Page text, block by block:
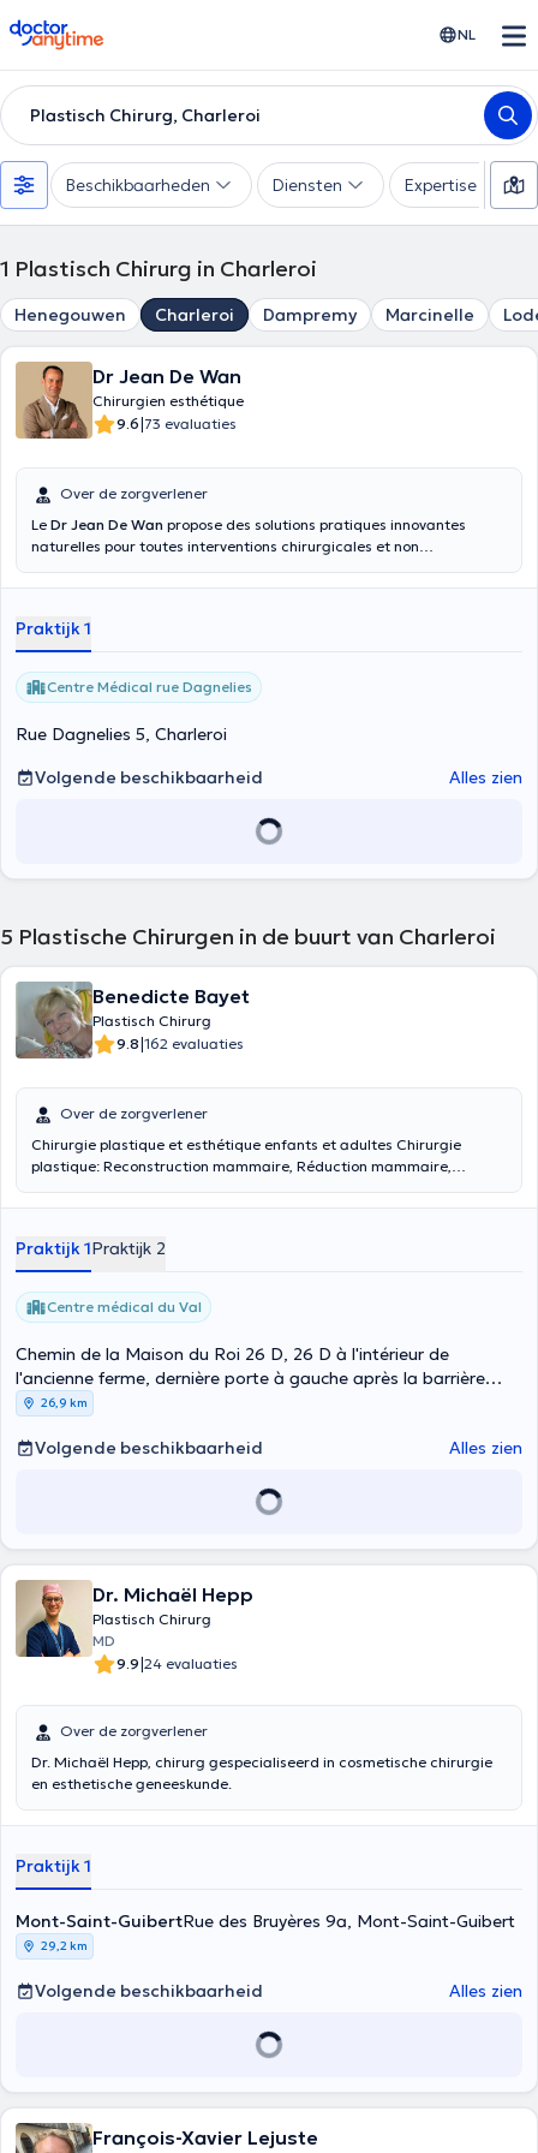
doctoranytime NL
Plastisch Chirurg, Charleroi
Beschikbaarheden Diensten Expertise
1 Plastisch Chirurg in Charleroi
Henegouwen Charleroi Dampremy Marcinelle
Dr Jean De Wan
Chirurgien esthétique
9.6|73 evaluaties
Over de zorgverlener
Le Dr Jean De Wan propose des solutions pratiques innovantes
naturelles pour toutes interventions chirurgicales et non
années d’expérience et de nouvelles technologies.
Praktijk 1
Centre Médical rue Dagnelies
Rue Dagnelies 5, Charleroi
Volgende beschikbaarheid
Alles zien
5 Plastische Chirurgen in de buurt van Charleroi
Benedicte Bayet
Plastisch Chirurg
9.8|162 evaluaties
Over de zorgverlener
Chirurgie plastique et esthétique enfants et adultes Chirurgie
plastique: Reconstruction mammaire, Réduction mammaire,
sous-cutanées, Otoplastie Rhinoplastie Esthétique:
Lipoaspiration Lipomodelage ou lipofilling Augmentation mammaire
Cure de ptose mammaire Lifting des bras et des cuisses Botox et a
hyaluronique
Praktijk 1Praktijk 2
Centre médical du Val
Chemin de la Maison du Roi 26 D, 26 D à l'intérieur de
l'ancienne ferme, dernière porte à gauche après la barrière
verte, Plancenoit
26,9 km
Volgende beschikbaarheid Alles zien
Dr. Michaël Hepp
Plastisch Chirurg
MD
9.9|24 evaluaties
Over de zorgverlener
Dr. Michaël Hepp, chirurg gespecialiseerd in cosmetische chirurgie
en esthetische geneeskunde.
Praktijk 1
Mont-Saint-GuibertRue des Bruyères 9a, Mont-Saint-Guibert
29,2 km
Volgende beschikbaarheid Alles zien
François-Xavier Lejuste